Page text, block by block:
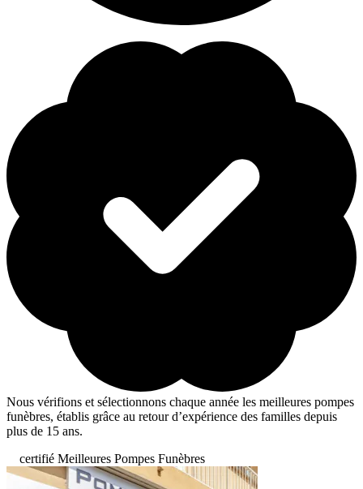
Nous vérifions et sélectionnons chaque année les meilleures pompes
funèbres, établis grâce au retour d’expérience des familles depuis
plus de 15 ans.
certifié Meilleures Pompes Funèbres